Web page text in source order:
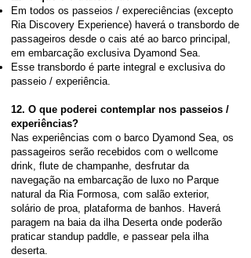
Em todos os passeios / expereciências (excepto
Ria Discovery Experience) haverá o transbordo de
passageiros desde o cais até ao barco principal,
em embarcação exclusiva Dyamond Sea.
Esse transbordo é parte integral e exclusiva do
passeio / experiência.
12. O que poderei contemplar nos passeios /
experiências?
Nas experiências com o barco Dyamond Sea, os
passageiros serão recebidos com o wellcome
drink, flute de champanhe, desfrutar da
navegação na embarcação de luxo no Parque
natural da Ria Formosa, com salão exterior,
solário de proa, plataforma de banhos. Haverá
paragem na baia da ilha Deserta onde poderão
praticar standup paddle, e passear pela ilha
deserta.